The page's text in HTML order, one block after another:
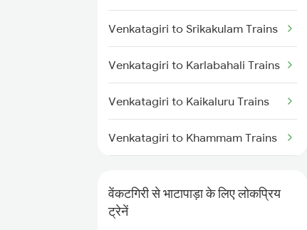
Bhatapara to Warthi Trains
Bhatapara to Nagpur Trains
Bhatapara to Raigarh Trains
Bhatapara to Wardha Trains
Bhatapara to Gaurella Trains
Venkatagiri to Srikakulam Trains
Venkatagiri to Karlabahali Trains
Venkatagiri to Kaikaluru Trains
Venkatagiri to Khammam Trains
Venkatagiri to Nellore Trains
वेंकटगिरी से भाटापाड़ा के लिए लोकप्रिय
ट्रेनें